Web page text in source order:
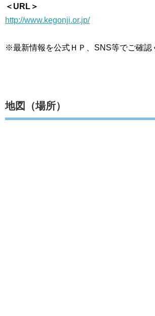
＜URL＞
http://www.kegonji.or.jp/
※最新情報を公式ＨＰ、SNS等でご確認
地図（場所）